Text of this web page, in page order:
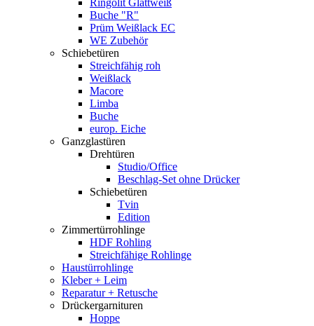
Ringolit Glattweiß
Buche "R"
Prüm Weißlack EC
WE Zubehör
Schiebetüren
Streichfähig roh
Weißlack
Macore
Limba
Buche
europ. Eiche
Ganzglastüren
Drehtüren
Studio/Office
Beschlag-Set ohne Drücker
Schiebetüren
Tvin
Edition
Zimmertürrohlinge
HDF Rohling
Streichfähige Rohlinge
Haustürrohlinge
Kleber + Leim
Reparatur + Retusche
Drückergarnituren
Hoppe